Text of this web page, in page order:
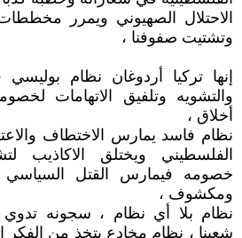
الاحتلال الصهيوني ويمرر
وتشتيت صفوفنا ،
إنها تركيا أردوغان نظام بوليسي
والتشويه وتلفيق الاتهامات
أخلاق ،
نظام فاسد يمارس الاختطاف
الفلسطيني ويختلق الاكاذيب
خصومه فيمارس القتل السياسي
ومكشوف ،
نظام بلا أي نظام ، سجونه تدوي
شعبنا ، نظام مخادع يتخذ من الفكر